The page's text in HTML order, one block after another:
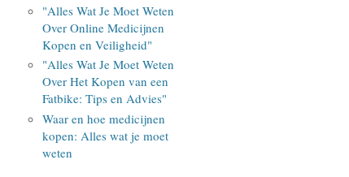
"Alles Wat Je Moet Weten
Over Online Medicijnen
Kopen en Veiligheid"
"Alles Wat Je Moet Weten
Over Het Kopen van een
Fatbike: Tips en Advies"
Waar en hoe medicijnen
kopen: Alles wat je moet
weten